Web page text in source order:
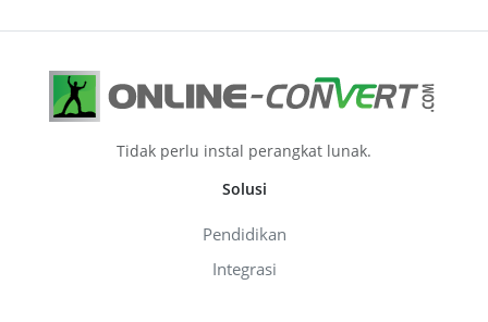
Tidak perlu instal perangkat lunak.
Solusi
Pendidikan
Integrasi